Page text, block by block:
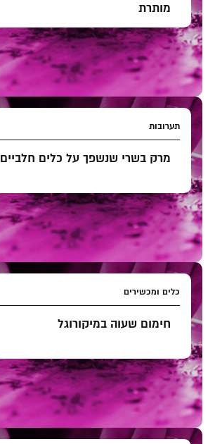
מותרת
תערובות
מרק בשרי שנשפך על כלים חלביים
כלים ומכשירים
חימום שעוה במיקורוגל